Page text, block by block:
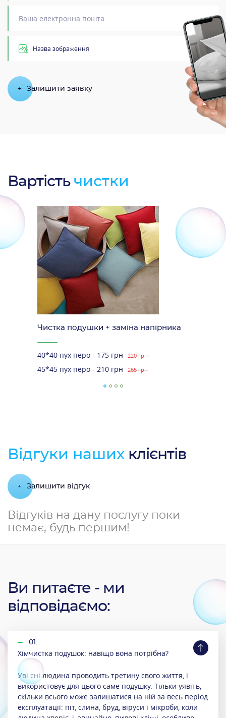
Назва зображення
+ Залишити заявку
Вартість чистки
Чистка подушки + заміна напірника
40*40 пух перо - 175 грн 220 грн
45*45 пух перо - 210 грн 265 грн
Відгуки наших клієнтів
+ Залишити відгук
Відгуків на дану послугу поки
немає, будь першим!
Ви питаєте - ми
відповідаємо:
01.
Хімчистка подушок: навіщо вона потрібна?
Уві сні людина проводить третину свого життя, і
використовує для цього саме подушку. Тільки уявіть,
скільки всього може залишатися на ній за весь період
експлуатації: піт, слина, бруд, віруси і мікроби, коли